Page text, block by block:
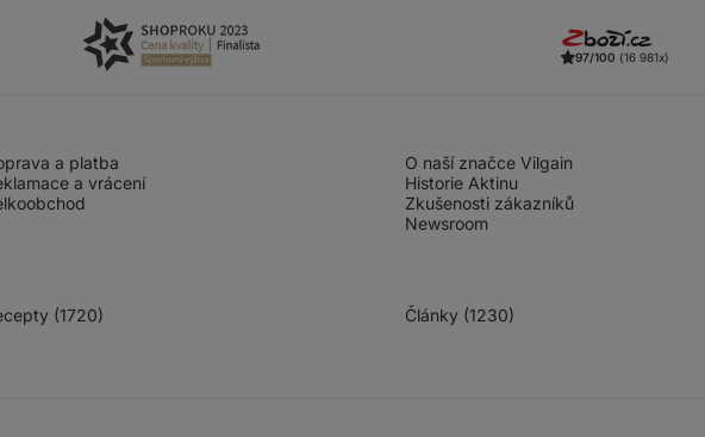
97/100 (16 981x)
a platba
a vrácení
O naší značce Vilgain
Historie Aktinu
Zkušenosti zákazníků
Newsroom
(1720) Články (1230)